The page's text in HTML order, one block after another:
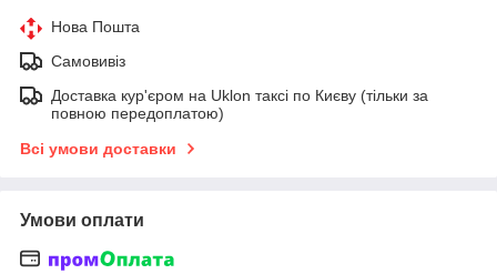
Нова Пошта
Самовивіз
Доставка кур'єром на Uklon таксі по Києву (тільки за
повною передоплатою)
Всі умови доставки
Умови оплати